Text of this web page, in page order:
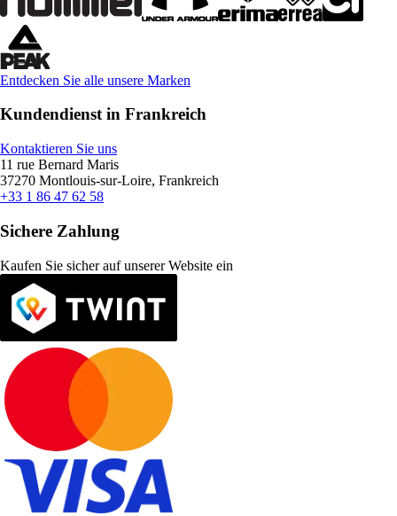
Entdecken Sie alle unsere Marken
Kundendienst in Frankreich
Kontaktieren Sie uns
11 rue Bernard Maris
37270 Montlouis-sur-Loire, Frankreich
+33 1 86 47 62 58
Sichere Zahlung
Kaufen Sie sicher auf unserer Website ein